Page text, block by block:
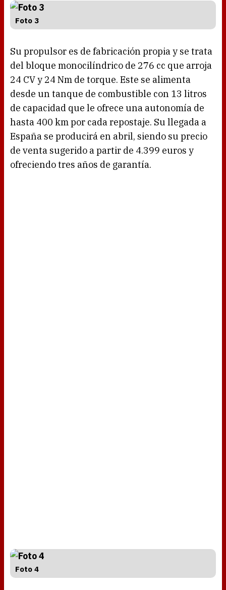
Foto 3
Su propulsor es de fabricación propia y se trata
del bloque monocilíndrico de 276 cc que arroja
24 CV y 24 Nm de torque. Este se alimenta
desde un tanque de combustible con 13 litros
de capacidad que le ofrece una autonomía de
hasta 400 km por cada repostaje. Su llegada a
España se producirá en abril, siendo su precio
de venta sugerido a partir de 4.399 euros y
ofreciendo tres años de garantía.
Foto 4